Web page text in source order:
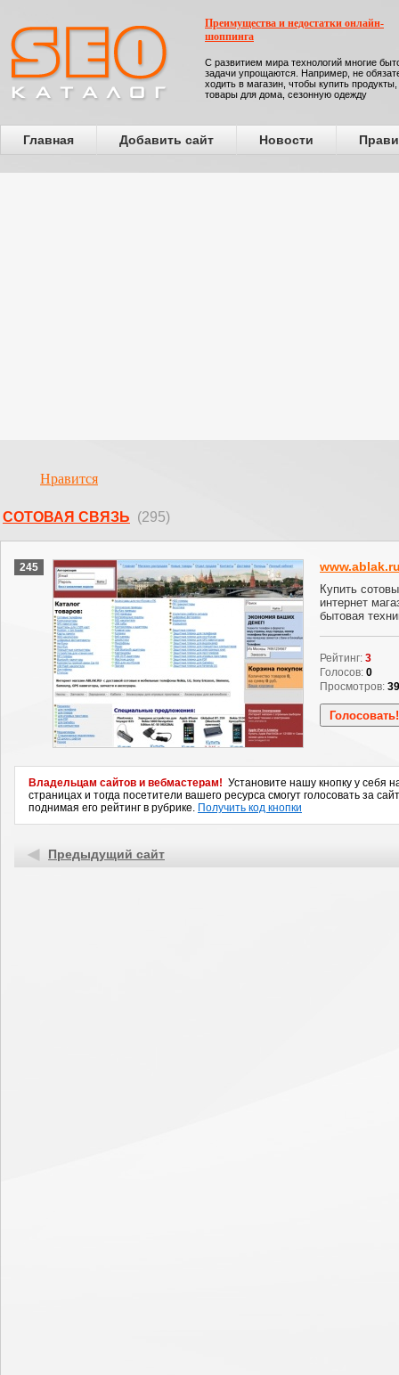
Преимущества и недостатки онлайн-
шоппинга
С развитием мира технологий многие
задачи упрощаются. Например, не
ходить в магазин, чтобы купить продукты,
товары для дома, сезонную одежду
Главная Добавить сайт Новости
Нравится
СОТОВАЯ СВЯЗЬ (295)
245
Купить
интернет
бытовая
Рейтинг: 3
Голосов: 0
Просмотров:
Владельцам сайтов и вебмастерам! Установите нашу кнопку у себя
страницах и тогда посетители вашего ресурса смогут голосовать за
поднимая его рейтинг в рубрике. Получить код кнопки
Предыдущий сайт